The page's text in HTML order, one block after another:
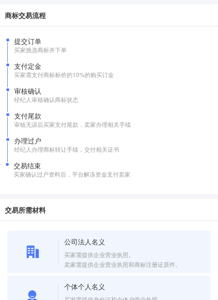
商标交易流程
提交订单
买家挑选商标并下单
支付定金
买家需支付商标标价的10%的购买订金
审核确认
经纪人审核确认商标状态
支付尾款
审核无误后买家支付尾款，卖家办理相关手续
办理过户
经纪人办理商标转让手续，交付相关证书
交易结束
买家确认过户资料后，平台解冻资金支付卖家
交易所需材料
公司法人名义
买家需提供企业营业执照。
卖家需提供企业营业执照和商标注册证原件。
个体个人名义